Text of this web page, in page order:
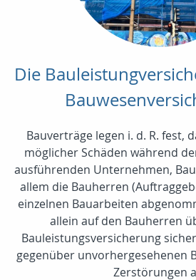
Die
Bauverträge legen i. d. R. fest,
möglicher Schäden während
ausführenden Unternehmen,
allem die Bauherren
einzelnen Bauarbeiten
allein auf den Bauherren
Bauleistungsversicherung
gegenüber unvorhergesehenen
Zerstörungen